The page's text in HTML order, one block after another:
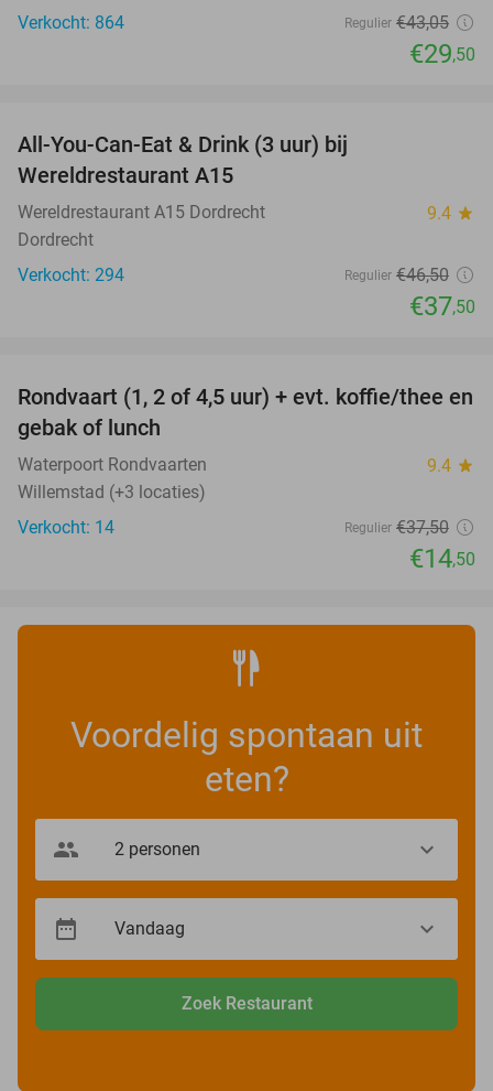
Verkocht: 864
Regulier €43,05
€29,50
All-You-Can-Eat & Drink (3 uur) bij
Wereldrestaurant A15
Wereldrestaurant A15 Dordrecht 9.4 star
Dordrecht
Verkocht: 294
Regulier €46,50
€37,50
61%
TODAY
Rondvaart (1, 2 of 4,5 uur) + evt. koffie/thee en
gebak of lunch
Waterpoort Rondvaarten 9.4 star
Willemstad (+3 locaties)
Verkocht: 14
Regulier €37,50
€14,50
Voordelig spontaan uit
eten?
Zoek Restaurant